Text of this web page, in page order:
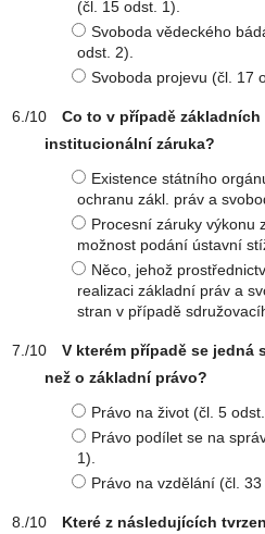
(čl. 15 odst. 1).
Svoboda vědeckého
odst. 2).
Svoboda projevu (čl. 17
Co to v případě základních
institucionální záruka?
Existence státního
ochranu zákl. práv a
Procesní záruky výkonu
možnost podání ústavní
Něco, jehož
realizaci základní práv a
stran v případě
V kterém případě se jedná
než o základní právo?
Právo na život (čl. 5 odst.
Právo podílet se na
1).
Právo na vzdělání (čl. 33
Které z následujících